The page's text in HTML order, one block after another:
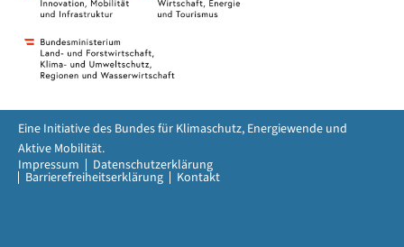
Impressum Datenschutzerklärung
Barrierefreiheitserklärung Kontakt
Eine Initiative des Bundes für Klimaschutz, Energiewende und
Aktive Mobilität.